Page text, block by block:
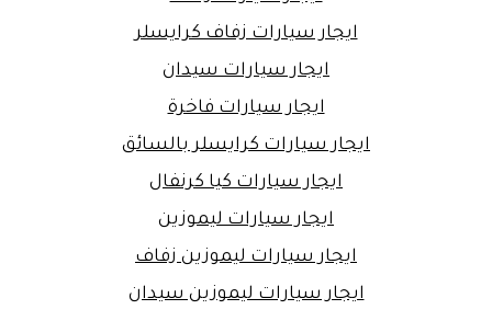
ايجار سيارات زفاف كرايسلر
ايجار سيارات سيدان
ايجار سيارات فاخرة
ايجار سيارات كرايسلر بالسائق
ايجار سيارات كيا كرنفال
ايجار سيارات ليموزين
ايجار سيارات ليموزين زفاف
ايجار سيارات ليموزين سيدان